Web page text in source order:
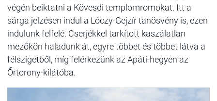
végén beiktatni a Kövesdi templomromokat. Itt a
sárga jelzésen indul a Lóczy-Gejzír tanösvény is, ezen
indulunk felfelé. Cserjékkel tarkított kaszálatlan
mezőkön haladunk át, egyre többet és többet látva a
félszigetből, míg felérkezünk az Apáti-hegyen az
Őrtorony-kilátóba.